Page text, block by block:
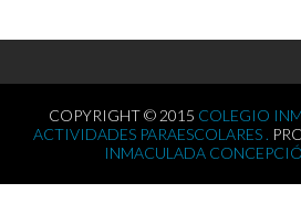
COPYRIGHT © 2015 COLEGIO
ACTIVIDADES PARAESCOLARES .
INMACULADA